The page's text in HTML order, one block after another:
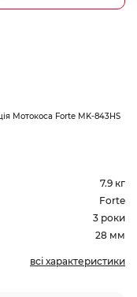
Мотокоса Forte MK-843HS
7.9 кг
Forte
3 роки
28 мм
всі характеристики